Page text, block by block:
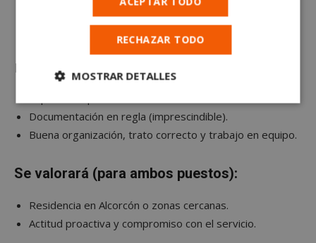
Coordinación con sala y cocina durante el servicio.
Requisitos mínimos:
Documentación en regla (imprescindible).
Buena organización, trato correcto y trabajo en equipo.
Se valorará (para ambos puestos):
Residencia en Alcorcón o zonas cercanas.
Actitud proactiva y compromiso con el servicio.
RECHAZAR TODO
MOSTRAR DETALLES
Cookies
estrictamente
necesarias
Cookies de
rendimiento
Cookies de
Cookies de